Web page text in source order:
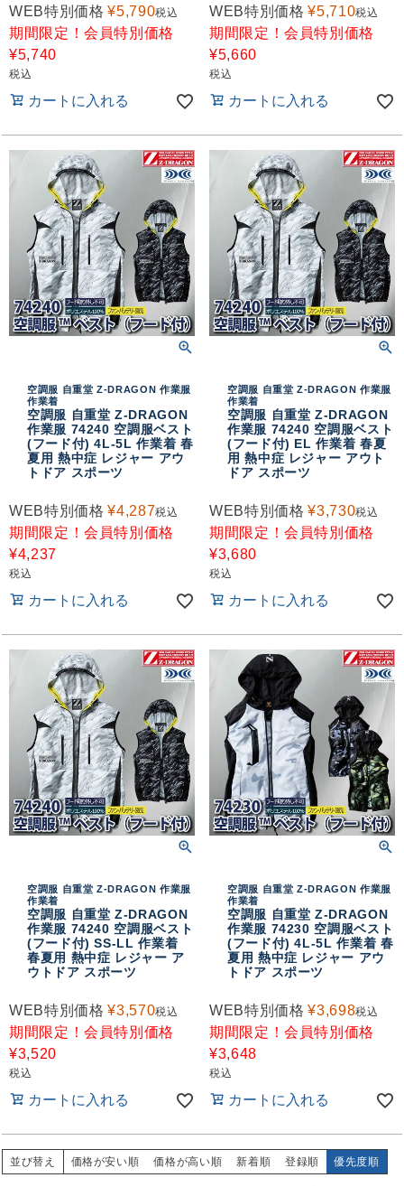
WEB特別価格 ¥5,790税込
期間限定！会員特別価格
¥5,740
税込
カートに入れる
WEB特別価格 ¥5,710税込
期間限定！会員特別価格
¥5,660
税込
カートに入れる
空調服 自重堂 Z-DRAGON 作業服
作業着
空調服 自重堂 Z-DRAGON
作業服 74240 空調服ベスト
(フード付) 4L-5L 作業着 春
夏用 熱中症 レジャー アウ
トドア スポーツ
WEB特別価格 ¥4,287税込
期間限定！会員特別価格
¥4,237
税込
カートに入れる
空調服 自重堂 Z-DRAGON 作業服
作業着
空調服 自重堂 Z-DRAGON
作業服 74240 空調服ベスト
(フード付) EL 作業着 春夏
用 熱中症 レジャー アウト
ドア スポーツ
WEB特別価格 ¥3,730税込
期間限定！会員特別価格
¥3,680
税込
カートに入れる
空調服 自重堂 Z-DRAGON 作業服
作業着
空調服 自重堂 Z-DRAGON
作業服 74240 空調服ベスト
(フード付) SS-LL 作業着
春夏用 熱中症 レジャー ア
ウトドア スポーツ
WEB特別価格 ¥3,570税込
期間限定！会員特別価格
¥3,520
税込
カートに入れる
空調服 自重堂 Z-DRAGON 作業服
作業着
空調服 自重堂 Z-DRAGON
作業服 74230 空調服ベスト
(フード付) 4L-5L 作業着 春
夏用 熱中症 レジャー アウ
トドア スポーツ
WEB特別価格 ¥3,698税込
期間限定！会員特別価格
¥3,648
税込
カートに入れる
並び替え 価格が安い順 価格が高い順 新着順 登録順 優先度順